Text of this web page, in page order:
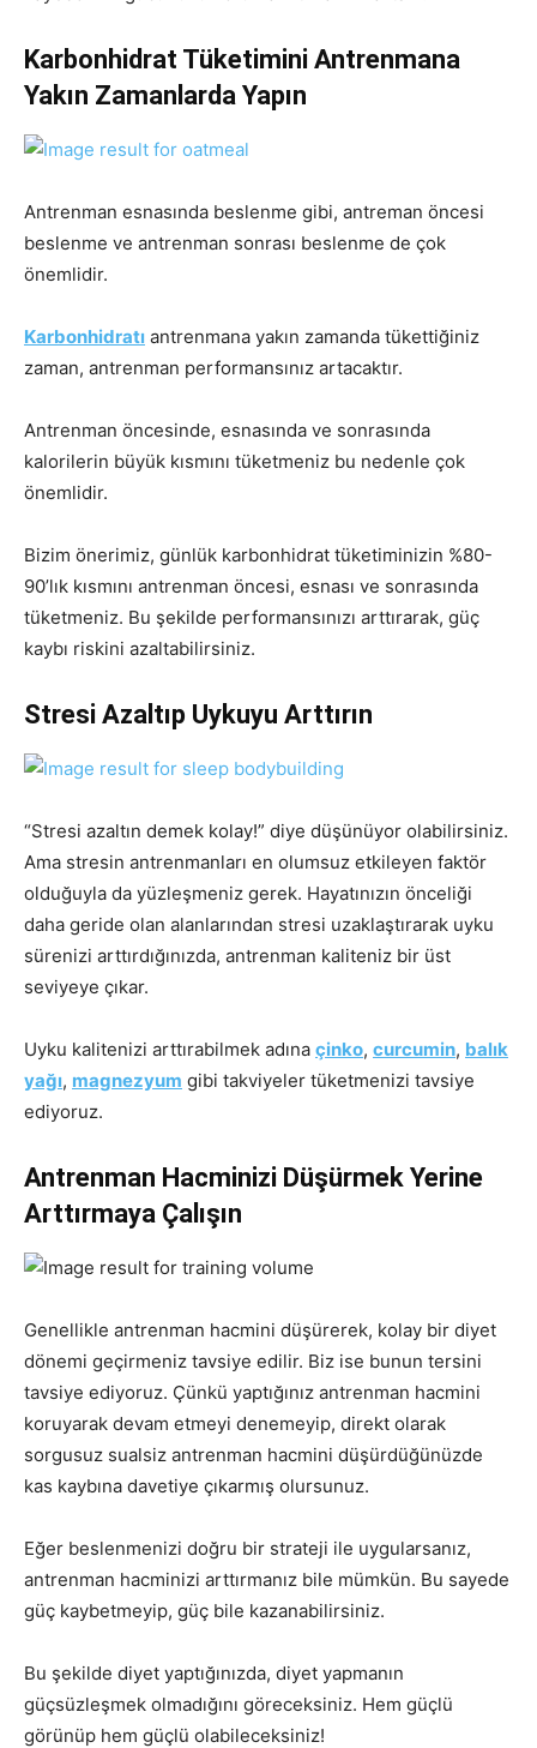
Karbonhidrat Tüketimini Antrenmana
Yakın Zamanlarda Yapın
Antrenman esnasında beslenme gibi, antreman öncesi
beslenme ve antrenman sonrası beslenme de çok
önemlidir.
Karbonhidratı antrenmana yakın zamanda tükettiğiniz
zaman, antrenman performansınız artacaktır.
Antrenman öncesinde, esnasında ve sonrasında
kalorilerin büyük kısmını tüketmeniz bu nedenle çok
önemlidir.
Bizim önerimiz, günlük karbonhidrat tüketiminizin %80-
90’lık kısmını antrenman öncesi, esnası ve sonrasında
tüketmeniz. Bu şekilde performansınızı arttırarak, güç
kaybı riskini azaltabilirsiniz.
Stresi Azaltıp Uykuyu Arttırın
“Stresi azaltın demek kolay!” diye düşünüyor olabilirsiniz.
Ama stresin antrenmanları en olumsuz etkileyen faktör
olduğuyla da yüzleşmeniz gerek. Hayatınızın önceliği
daha geride olan alanlarından stresi uzaklaştırarak uyku
sürenizi arttırdığınızda, antrenman kaliteniz bir üst
seviyeye çıkar.
Uyku kalitenizi arttırabilmek adına çinko, curcumin, balık
yağı, magnezyum gibi takviyeler tüketmenizi tavsiye
ediyoruz.
Antrenman Hacminizi Düşürmek Yerine
Arttırmaya Çalışın
Genellikle antrenman hacmini düşürerek, kolay bir diyet
dönemi geçirmeniz tavsiye edilir. Biz ise bunun tersini
tavsiye ediyoruz. Çünkü yaptığınız antrenman hacmini
koruyarak devam etmeyi denemeyip, direkt olarak
sorgusuz sualsiz antrenman hacmini düşürdüğünüzde
kas kaybına davetiye çıkarmış olursunuz.
Eğer beslenmenizi doğru bir strateji ile uygularsanız,
antrenman hacminizi arttırmanız bile mümkün. Bu sayede
güç kaybetmeyip, güç bile kazanabilirsiniz.
Bu şekilde diyet yaptığınızda, diyet yapmanın
güçsüzleşmek olmadığını göreceksiniz. Hem güçlü
görünüp hem güçlü olabileceksiniz!